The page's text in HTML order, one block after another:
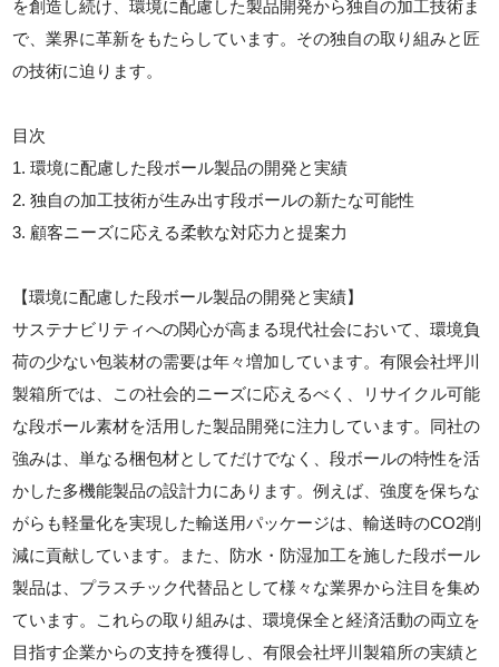
を創造し続け、環境に配慮した製品開発から独自の加工技術ま
で、業界に革新をもたらしています。その独自の取り組みと匠
の技術に迫ります。
目次
1. 環境に配慮した段ボール製品の開発と実績
2. 独自の加工技術が生み出す段ボールの新たな可能性
3. 顧客ニーズに応える柔軟な対応力と提案力
【環境に配慮した段ボール製品の開発と実績】
サステナビリティへの関心が高まる現代社会において、環境負
荷の少ない包装材の需要は年々増加しています。有限会社坪川
製箱所では、この社会的ニーズに応えるべく、リサイクル可能
な段ボール素材を活用した製品開発に注力しています。同社の
強みは、単なる梱包材としてだけでなく、段ボールの特性を活
かした多機能製品の設計力にあります。例えば、強度を保ちな
がらも軽量化を実現した輸送用パッケージは、輸送時のCO2削
減に貢献しています。また、防水・防湿加工を施した段ボール
製品は、プラスチック代替品として様々な業界から注目を集め
ています。これらの取り組みは、環境保全と経済活動の両立を
目指す企業からの支持を獲得し、有限会社坪川製箱所の実績と